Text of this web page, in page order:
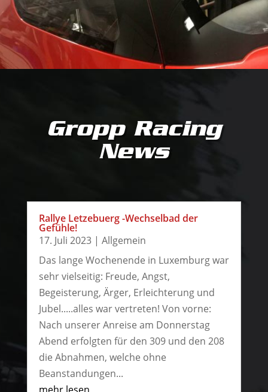
Gropp Racing
News
Rallye Letzebuerg -Wechselbad der
Gefühle!
17. Juli 2023| Allgemein
Das lange Wochenende in Luxemburg war
sehr vielseitig: Freude, Angst,
Begeisterung, Ärger, Erleichterung und
Jubel.....alles war vertreten! Von vorne:
Nach unserer Anreise am Donnerstag
Abend erfolgten für den 309 und den 208
die Abnahmen, welche ohne
Beanstandungen...